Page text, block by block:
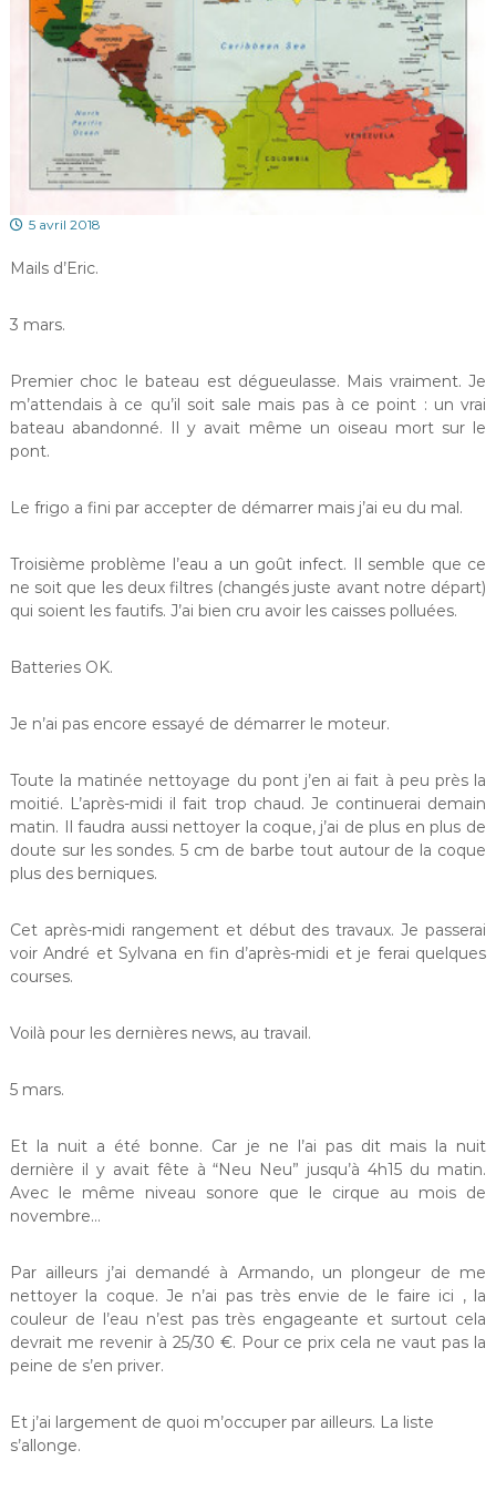
5 avril 2018
Mails d’Eric.
3 mars.
Premier choc le bateau est dégueulasse. Mais vraiment. Je
m’attendais à ce qu’il soit sale mais pas à ce point : un vrai
bateau abandonné. Il y avait même un oiseau mort sur le
pont.
Le frigo a fini par accepter de démarrer mais j’ai eu du mal.
Troisième problème l’eau a un goût infect. Il semble que ce
ne soit que les deux filtres (changés juste avant notre départ)
qui soient les fautifs. J’ai bien cru avoir les caisses polluées.
Batteries OK.
Je n’ai pas encore essayé de démarrer le moteur.
Toute la matinée nettoyage du pont j’en ai fait à peu près la
moitié. L’après-midi il fait trop chaud. Je continuerai demain
matin. Il faudra aussi nettoyer la coque, j’ai de plus en plus de
doute sur les sondes. 5 cm de barbe tout autour de la coque
plus des berniques.
Cet après-midi rangement et début des travaux. Je passerai
voir André et Sylvana en fin d’après-midi et je ferai quelques
courses.
Voilà pour les dernières news, au travail.
5 mars.
Et la nuit a été bonne. Car je ne l’ai pas dit mais la nuit
dernière il y avait fête à “Neu Neu” jusqu’à 4h15 du matin.
Avec le même niveau sonore que le cirque au mois de
novembre…
Par ailleurs j’ai demandé à Armando, un plongeur de me
nettoyer la coque. Je n’ai pas très envie de le faire ici , la
couleur de l’eau n’est pas très engageante et surtout cela
devrait me revenir à 25/30 €. Pour ce prix cela ne vaut pas la
peine de s’en priver.
Et j’ai largement de quoi m’occuper par ailleurs. La liste
s’allonge.